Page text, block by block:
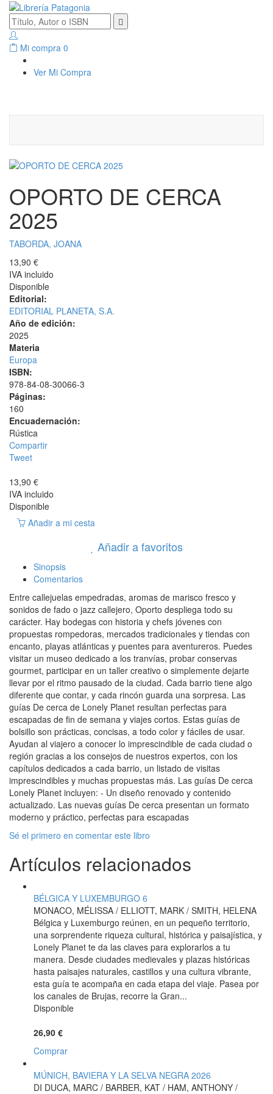
Mi compra 0
Ver Mi Compra
OPORTO DE CERCA
2025
TABORDA, JOANA
13,90 €
IVA incluido
Disponible
Editorial:
EDITORIAL PLANETA, S.A.
Año de edición:
2025
Materia
Europa
ISBN:
978-84-08-30066-3
Páginas:
160
Encuadernación:
Rústica
Compartir
Tweet
13,90 €
IVA incluido
Disponible
Añadir a mi cesta
Añadir a favoritos
Sinopsis
Comentarios
Entre callejuelas empedradas, aromas de marisco fresco y
sonidos de fado o jazz callejero, Oporto despliega todo su
carácter. Hay bodegas con historia y chefs jóvenes con
propuestas rompedoras, mercados tradicionales y tiendas con
encanto, playas atlánticas y puentes para aventureros. Puedes
visitar un museo dedicado a los tranvías, probar conservas
gourmet, participar en un taller creativo o simplemente dejarte
llevar por el ritmo pausado de la ciudad. Cada barrio tiene algo
diferente que contar, y cada rincón guarda una sorpresa. Las
guías De cerca de Lonely Planet resultan perfectas para
escapadas de fin de semana y viajes cortos. Estas guías de
bolsillo son prácticas, concisas, a todo color y fáciles de usar.
Ayudan al viajero a conocer lo imprescindible de cada ciudad o
región gracias a los consejos de nuestros expertos, con los
capítulos dedicados a cada barrio, un listado de visitas
imprescindibles y muchas propuestas más. Las guías De cerca
Lonely Planet incluyen: - Un diseño renovado y contenido
actualizado. Las nuevas guías De cerca presentan un formato
moderno y práctico, perfectas para escapadas
Sé el primero en comentar este libro
Artículos relacionados
BÉLGICA Y LUXEMBURGO 6
MONACO, MÉLISSA / ELLIOTT, MARK / SMITH, HELENA
Bélgica y Luxemburgo reúnen, en un pequeño territorio,
una sorprendente riqueza cultural, histórica y paisajística, y
Lonely Planet te da las claves para explorarlos a tu
manera. Desde ciudades medievales y plazas históricas
hasta paisajes naturales, castillos y una cultura vibrante,
esta guía te acompaña en cada etapa del viaje. Pasea por
los canales de Brujas, recorre la Gran...
Disponible
26,90 €
Comprar
MÚNICH, BAVIERA Y LA SELVA NEGRA 2026
DI DUCA, MARC / BARBER, KAT / HAM, ANTHONY /